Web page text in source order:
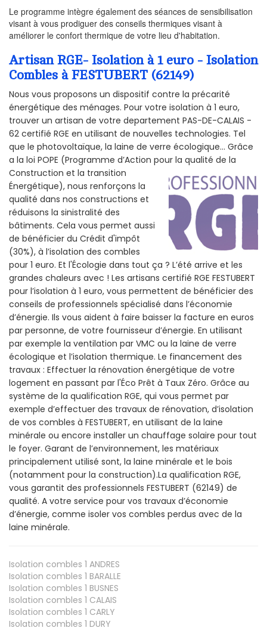
Le programme intègre également des séances de sensibilisation
visant à vous prodiguer des conseils thermiques visant à
améliorer le confort thermique de votre lieu d'habitation.
Artisan RGE- Isolation à 1 euro - Isolation
Combles à FESTUBERT (62149)
Nous vous proposons un dispositif contre la précarité
énergétique des ménages. Pour votre isolation à 1 euro,
trouver un artisan de votre departement PAS-DE-CALAIS -
62 certifié RGE en utilisant de nouvelles technologies. Tel
que le photovoltaïque, la laine de verre écologique... Grâce
a la loi POPE (Programme d’Action pour la qualité de la
Construction et la transition
Énergétique), nous renforçons la
qualité dans nos constructions et
réduisons la sinistralité des
bâtiments. Cela vous permet aussi
de bénéficier du Crédit d'impôt
(30%), à l’isolation des combles
pour 1 euro. Et l'Écologie dans tout ça ? L’été arrive et les
grandes chaleurs avec ! Les artisans certifié RGE FESTUBERT
pour l’isolation à 1 euro, vous permettent de bénéficier des
conseils de professionnels spécialisé dans l’économie
d’énergie. Ils vous aident à faire baisser la facture en euros
par personne, de votre fournisseur d’énergie. En utilisant
par exemple la ventilation par VMC ou la laine de verre
écologique et l’isolation thermique. Le financement des
travaux : Effectuer la rénovation énergétique de votre
logement en passant par l'Éco Prêt à Taux Zéro. Grâce au
système de la qualification RGE, qui vous permet par
exemple d’effectuer des travaux de rénovation, d’isolation
de vos combles à FESTUBERT, en utilisant de la laine
minérale ou encore installer un chauffage solaire pour tout
le foyer. Garant de l’environnement, les matériaux
principalement utilisé sont, la laine minérale et le bois
(notamment pour la construction).La qualification RGE,
vous garantit des professionnels FESTUBERT (62149) de
qualité. A votre service pour vos travaux d’économie
d’énergie, comme isoler vos combles perdus avec de la
laine minérale.
Isolation combles 1 ANDRES
Isolation combles 1 BARALLE
Isolation combles 1 BUSNES
Isolation combles 1 CALAIS
Isolation combles 1 CARLY
Isolation combles 1 DURY